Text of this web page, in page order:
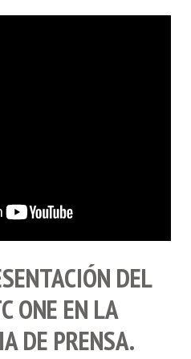
DEL
ONE EN LA
DE PRENSA.